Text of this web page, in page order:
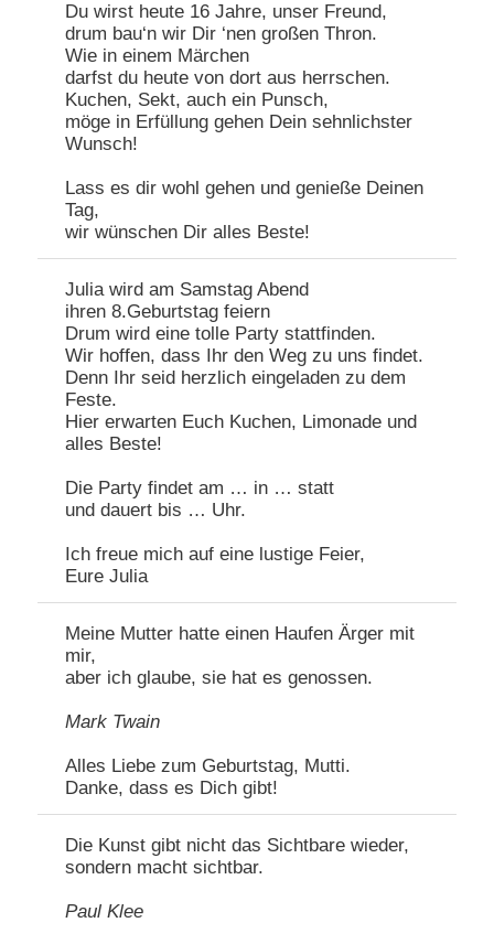
Du wirst heute 16 Jahre, unser Freund,
drum bau‘n wir Dir ‘nen großen Thron.
Wie in einem Märchen
darfst du heute von dort aus herrschen.
Kuchen, Sekt, auch ein Punsch,
möge in Erfüllung gehen Dein sehnlichster
Wunsch!
Lass es dir wohl gehen und genieße Deinen
Tag,
wir wünschen Dir alles Beste!
Julia wird am Samstag Abend
ihren 8.Geburtstag feiern
Drum wird eine tolle Party stattfinden.
Wir hoffen, dass Ihr den Weg zu uns findet.
Denn Ihr seid herzlich eingeladen zu dem
Feste.
Hier erwarten Euch Kuchen, Limonade und
alles Beste!
Die Party findet am … in … statt
und dauert bis … Uhr.
Ich freue mich auf eine lustige Feier,
Eure Julia
Meine Mutter hatte einen Haufen Ärger mit
mir,
aber ich glaube, sie hat es genossen.
Mark Twain
Alles Liebe zum Geburtstag, Mutti.
Danke, dass es Dich gibt!
Die Kunst gibt nicht das Sichtbare wieder,
sondern macht sichtbar.
Paul Klee